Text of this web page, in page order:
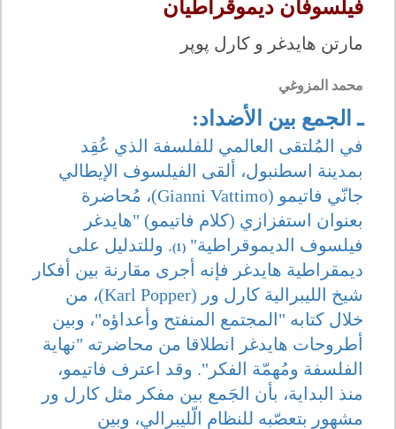
فيلسوفان ديموقراطيان
مارتن هايدغر و كارل پوپر
محمد المزوغي
ـ الجمع بين الأضداد:
في المُلتقى العالمي للفلسفة الذي عُقِد
بمدينة اسطنبول، ألقى الفيلسوف الإيطالي
جانّي فاتيمو (Gianni Vattimo)، مُحاضرة
بعنوان استفزازي (كلام فاتيمو) "هايدغر
فيلسوف الديموقراطية" (1)
. وللتدليل على
ديمقراطية هايدغر فإنه أجرى مقارنة بين أفكار
شيخ الليبرالية كارل ور (Karl Popper)، من
خلال كتابه "المجتمع المنفتح وأعداؤه"، وبين
أطروحات هايدغر انطلاقا من محاضرته "نهاية
الفلسفة ومُهمّة الفكر". وقد اعترف فاتيمو،
منذ البداية، بأن الجَمع بين مفكر مثل كارل ور
مشهور بتعصّبه للنظام الّليبرالي، وبين